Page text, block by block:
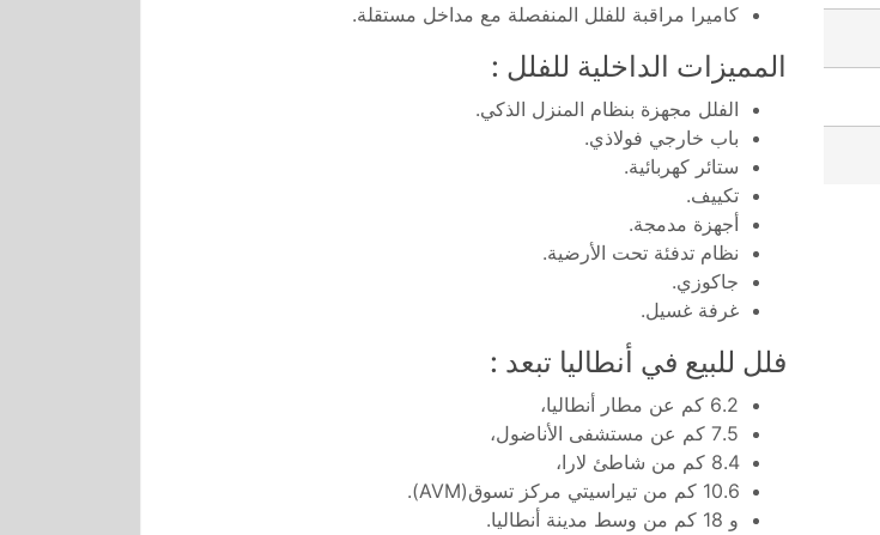
كاميرا مراقبة للفلل المنفصلة مع مداخل مستقلة.
المميزات الداخلية للفلل :
الفلل مجهزة بنظام المنزل الذكي.
باب خارجي فولاذي.
ستائر كهربائية.
تكييف.
أجهزة مدمجة.
نظام تدفئة تحت الأرضية.
جاكوزي.
غرفة غسيل.
فلل للبيع في أنطاليا تبعد :
6.2 كم عن مطار أنطاليا،
7.5 كم عن مستشفى الأناضول،
8.4 كم من شاطئ لارا،
10.6 كم من تيراسيتي مركز تسوق(AVM).
و 18 كم من وسط مدينة أنطاليا.